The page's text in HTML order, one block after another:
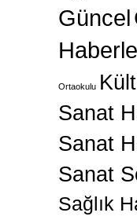
Güncel
Ortaokulu
Sanat
Sanat
Sanat
Sağlık